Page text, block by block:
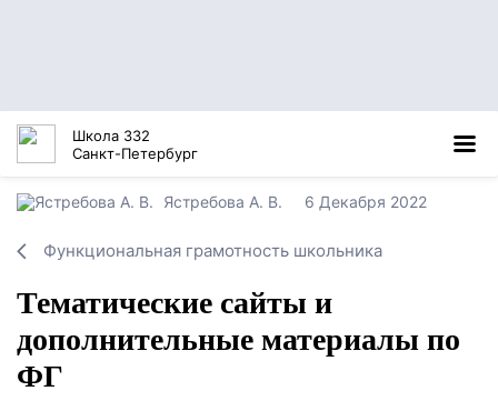
Школа 332
Санкт-Петербург
Ястребова А. В. 6 Декабря 2022
Функциональная грамотность школьника
Тематические сайты и
дополнительные материалы по
ФГ